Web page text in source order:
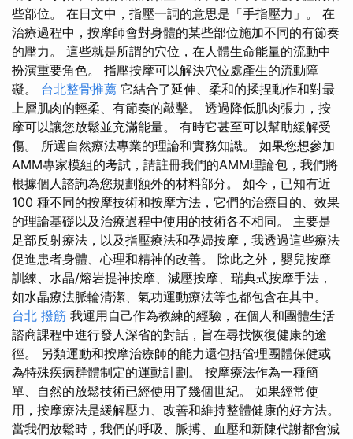
些部位。 在日文中，指壓一詞的意思是「手指壓力」。 在
治療過程中，按摩師會對身體的某些部位施加不同的有節奏
的壓力。 這些就是所謂的穴位，在人體生命能量的流動中
扮演重要角色。 指壓按摩可以解決穴位處產生的流動障
礙。 台北整骨推薦 它結合了延伸、柔和的揉捏動作和對最
上層肌肉的輕柔、有節奏的敲擊。 透過降低肌肉張力，按
摩可以讓您放鬆並充滿能量。 有時它甚至可以幫助緩解受
傷。 所選自然療法專業的理論和實務知識。 如果您想參加
AMM專家模組的考試，請註冊我們的AMM理論包，我們將
根據個人諮詢為您規劃額外的材料部分。 如今，已知有近
100 種不同的按摩技術和按摩方法，它們的治療目的、效果
的理論基礎以及治療過程中使用的技術各不相同。 主要是
足部反射療法，以及指壓療法和孕婦按摩，我透過這些療法
促進患者身體、心理和精神的改善。 除此之外，嬰兒按摩
訓練、水晶/熔岩提神按摩、減壓按摩、瑞典式按摩手法，
如水晶療法脈輪清潔、氣功運動療法等也都包含在其中。
台北 撥筋 我運用自己作為教練的經驗，在個人和團體生活
諮商課程中進行發人深省的對話，旨在尋找恢復健康的途
徑。 另類運動和按摩治療師的能力還包括管理團體保健或
為特殊疾病群體制定的運動計劃。 按摩療法作為一種簡
單、自然的放鬆技術已經使用了幾個世紀。 如果經常使
用，按摩療法是緩解壓力、改善和維持整體健康的好方法。
當我們放鬆時，我們的呼吸、脈搏、血壓和新陳代謝都會減